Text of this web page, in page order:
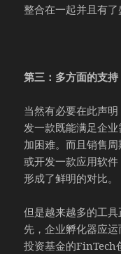
整合在一起并且有了
第三：多方面的支持
当然有必要在此声
发一款既能满足企
加困难。而且销售
或开发一款应用软
形成了鲜明的对比。
但是越来越多的工
先，企业孵化器应
投资基金的FinTech